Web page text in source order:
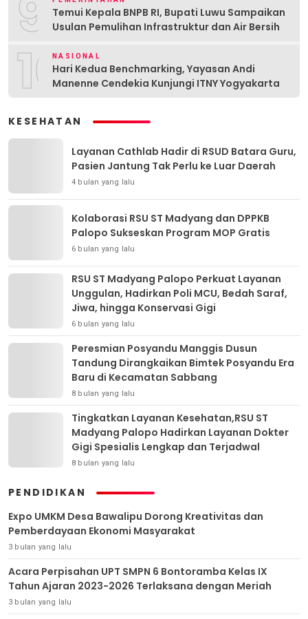
9
Temui Kepala BNPB RI, Bupati Luwu Sampaikan
Usulan Pemulihan Infrastruktur dan Air Bersih
10NASIONAL
Hari Kedua Benchmarking, Yayasan Andi
Manenne Cendekia Kunjungi ITNY Yogyakarta
KESEHATAN
Layanan Cathlab Hadir di RSUD Batara Guru,
Pasien Jantung Tak Perlu ke Luar Daerah
4 bulan yang lalu
Kolaborasi RSU ST Madyang dan DPPKB
Palopo Sukseskan Program MOP Gratis
6 bulan yang lalu
RSU ST Madyang Palopo Perkuat Layanan
Unggulan, Hadirkan Poli MCU, Bedah Saraf,
Jiwa, hingga Konservasi Gigi
6 bulan yang lalu
Peresmian Posyandu Manggis Dusun
Tandung Dirangkaikan Bimtek Posyandu Era
Baru di Kecamatan Sabbang
8 bulan yang lalu
Tingkatkan Layanan Kesehatan,RSU ST
Madyang Palopo Hadirkan Layanan Dokter
Gigi Spesialis Lengkap dan Terjadwal
8 bulan yang lalu
PENDIDIKAN
Expo UMKM Desa Bawalipu Dorong Kreativitas dan
Pemberdayaan Ekonomi Masyarakat
3 bulan yang lalu
Acara Perpisahan UPT SMPN 6 Bontoramba Kelas IX
Tahun Ajaran 2023-2026 Terlaksana dengan Meriah
3 bulan yang lalu